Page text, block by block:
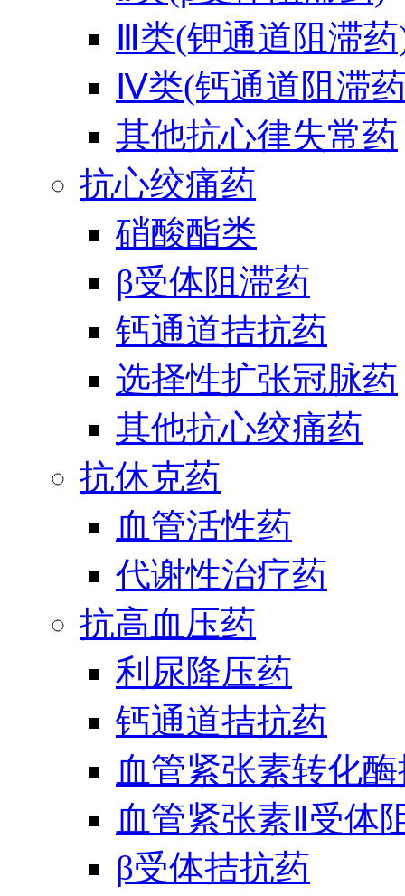
Ⅲ类(钾通道阻滞
Ⅳ类(钙通道阻滞
其他抗心律失常药
抗心绞痛药
硝酸酯类
β受体阻滞药
钙通道拮抗药
选择性扩张冠脉药
其他抗心绞痛药
抗休克药
血管活性药
代谢性治疗药
抗高血压药
利尿降压药
钙通道拮抗药
血管紧张素转化
血管紧张素Ⅱ受体
β受体拮抗药